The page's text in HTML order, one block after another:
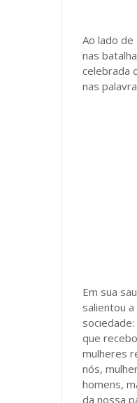
Ao lado de
nas
celebrada
nas
Em sua
salientou
que
mulheres
nós,
homens,
da nossa